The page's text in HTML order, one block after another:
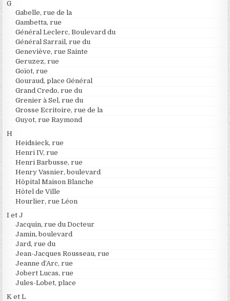
G
Gabelle, rue de la
Gambetta, rue
Général Leclerc, Boulevard du
Général Sarrail, rue du
Geneviève, rue Sainte
Geruzez, rue
Goïot, rue
Gouraud, place Général
Grand Credo, rue du
Grenier à Sel, rue du
Grosse Ecritoire, rue de la
Guyot, rue Raymond
H
Heidsieck, rue
Henri IV, rue
Henri Barbusse, rue
Henry Vasnier, boulevard
Hôpital Maison Blanche
Hôtel de Ville
Hourlier, rue Léon
I et J
Jacquin, rue du Docteur
Jamin, boulevard
Jard, rue du
Jean-Jacques Rousseau, rue
Jeanne d’Arc, rue
Jobert Lucas, rue
Jules-Lobet, place
K et L